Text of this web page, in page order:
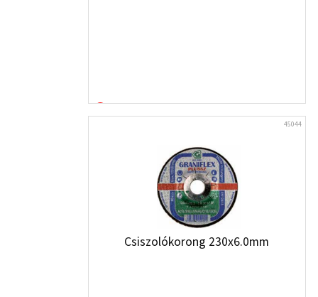
45044
Csiszolókorong 230x6.0mm